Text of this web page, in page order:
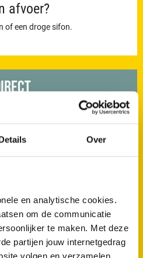
Over
en analytische cookies.
om de communicatie
te maken. Met deze
partijen jouw internetgedrag
volgen en verzamelen.
afvoer?
of een droge sifon.